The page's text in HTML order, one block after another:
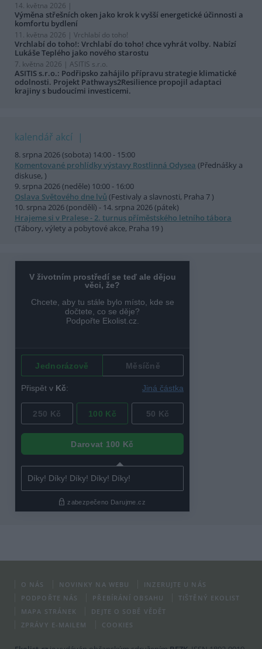
14. května 2026 |
Výměna střešních oken jako krok k vyšší energetické účinnosti a
komfortu bydlení
11. května 2026 | Vrchlabí do toho!
Vrchlabí do toho!: Vrchlabí do toho! chce vyhrát volby. Nabízí
Lukáše Teplého jako nového starostu
7. května 2026 | ASITIS s.r.o.
ASITIS s.r.o.: Podřipsko zahájilo přípravu strategie klimatické
odolnosti. Projekt Pathways2Resilience propojil adaptaci
krajiny s budoucími investicemi.
kalendář akcí
8. srpna 2026 (sobota) 14:00 - 15:00
Komentované prohlídky výstavy Rostlinná Odysea (Přednášky a
diskuse, )
9. srpna 2026 (neděle) 10:00 - 16:00
Oslava Světového dne lvů (Festivaly a slavnosti, Praha 7 )
10. srpna 2026 (pondělí) - 14. srpna 2026 (pátek)
Hrajeme si v Pralese - 2. turnus příměstského letního tábora
(Tábory, výlety a pobytové akce, Praha 19 )
O NÁS NOVINKY NA WEBU
INZERUJTE U NÁS
PODPOŘTE NÁS
PŘEBÍRÁNÍ OBSAHU
TIŠTĚNÝ EKOLIST
MAPA STRÁNEK
DEJTE O SOBĚ VĚDĚT
ZPRÁVY E-MAILEM
COOKIES